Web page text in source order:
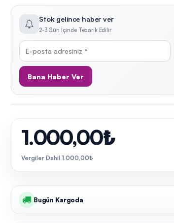
Stok gelince haber ver
2-3 Gün İçinde Tedarik Edilir
Bana Haber Ver
1.000,00₺
Vergiler Dahil 1.000,00₺
Bugün Kargoda